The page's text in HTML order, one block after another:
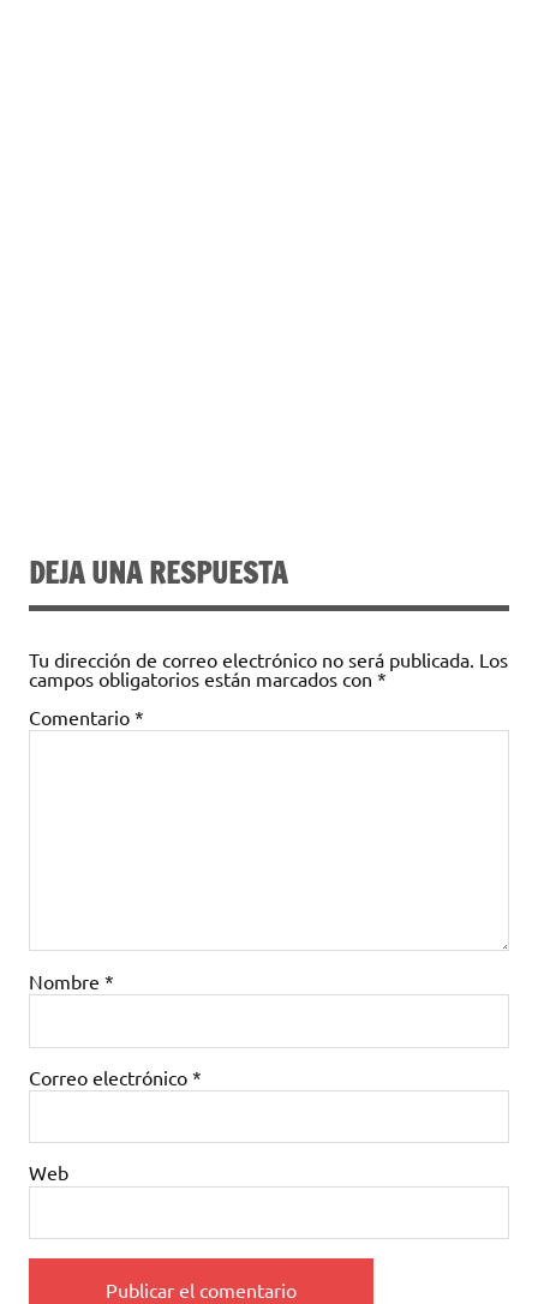
DEJA UNA RESPUESTA
Tu dirección de correo electrónico no será publicada. Los
campos obligatorios están marcados con *
Comentario *
Nombre *
Correo electrónico *
Web